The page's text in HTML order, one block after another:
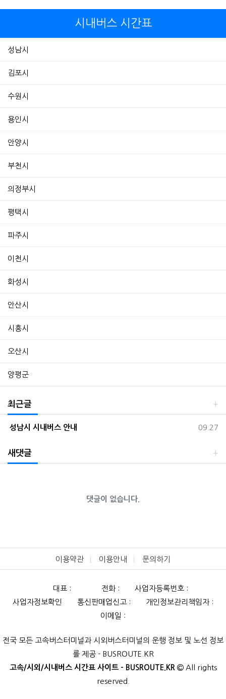
시내버스 시간표
성남시
김포시
수원시
용인시
안양시
부천시
의정부시
평택시
파주시
이천시
화성시
안산시
시흥시
오산시
양평군
최근글
등록일
09.27
성남시 시내버스 안내
새댓글
댓글이 없습니다.
이용약관 이용안내 문의하기
대표 : 전화 :
사업자등록번호 :
사업자정보확인
통신판매업신고 :
개인정보관리책임자 :
이메일 :
전국 모든 고속버스터미널과 시외버스터미널의 운행 정보 및 노선 정보
를 제공 - BUSROUTE.KR
고속/시외/시내버스 시간표 사이트 - BUSROUTE.KR
All rights
reserved.